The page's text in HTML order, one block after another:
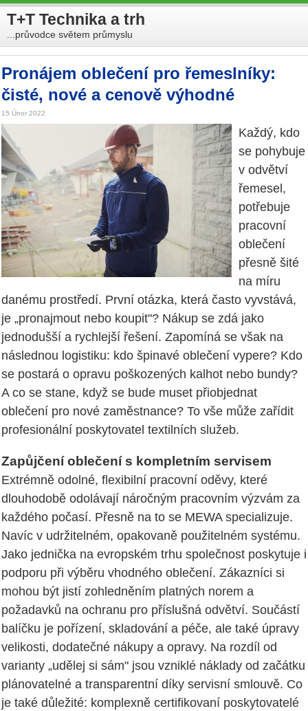
T+T Technika a trh
...průvodce světem průmyslu
Pronájem oblečení pro řemeslníky:
čisté, nové a cenově výhodné
15 Únor 2022
Každý, kdo
se pohybuje
v odvětví
řemesel,
potřebuje
pracovní
oblečení
přesně šité
na míru
danému prostředí. První otázka, která často vyvstává,
je „pronajmout nebo koupit"? Nákup se zdá jako
jednodušší a rychlejší řešení. Zapomíná se však na
následnou logistiku: kdo špinavé oblečení vypere? Kdo
se postará o opravu poškozených kalhot nebo bundy?
A co se stane, když se bude muset přiobjednat
oblečení pro nové zaměstnance? To vše může zařídit
profesionální poskytovatel textilních služeb.
Zapůjčení oblečení s kompletním servisem
Extrémně odolné, flexibilní pracovní oděvy, které
dlouhodobě odolávají náročným pracovním výzvám za
každého počasí. Přesně na to se MEWA specializuje.
Navíc v udržitelném, opakovaně použitelném systému.
Jako jednička na evropském trhu společnost poskytuje i
podporu při výběru vhodného oblečení. Zákazníci si
mohou být jistí zohledněním platných norem a
požadavků na ochranu pro příslušná odvětví. Součástí
balíčku je pořízení, skladování a péče, ale také úpravy
velikosti, dodatečné nákupy a opravy. Na rozdíl od
varianty „udělej si sám" jsou vzniklé náklady od začátku
plánovatelné a transparentní díky servisní smlouvě. Co
je také důležité: komplexně certifikovaní poskytovatelé